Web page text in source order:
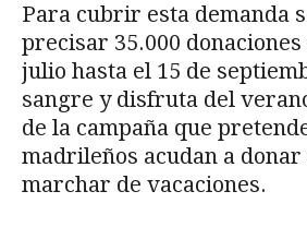
Para cubrir esta demanda
precisar 35.000 donaciones
julio hasta el 15 de
sangre y disfruta del
de la campaña que
madrileños acudan a donar
marchar de vacaciones.